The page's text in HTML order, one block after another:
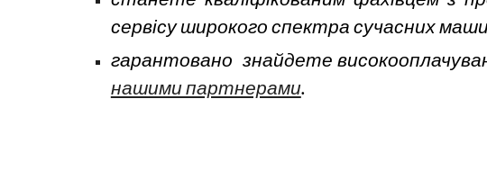
сервісуширокого спектрасучасних
гарантовано знайдете
нашими партнерами.